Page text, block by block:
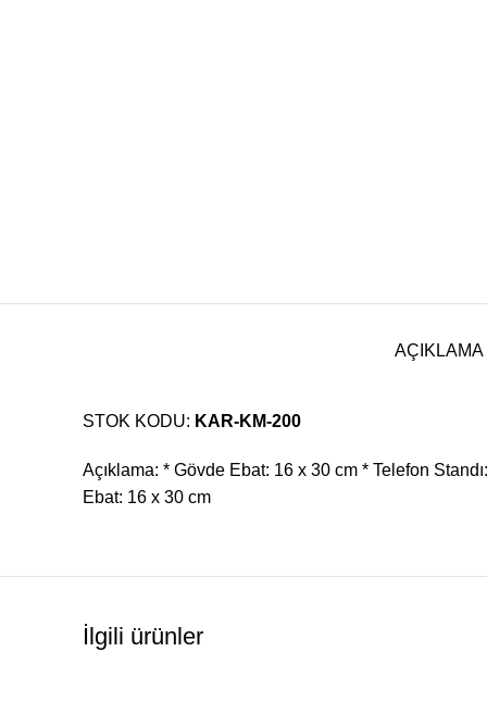
AÇIKLAMA
STOK KODU: KAR-KM-200
Açıklama: * Gövde Ebat: 16 x 30 cm * Telefon
Ebat: 16 x 30 cm
İlgili ürünler